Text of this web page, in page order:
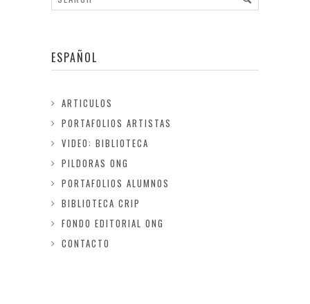
ESPAÑOL
ARTICULOS
PORTAFOLIOS ARTISTAS
VIDEO: BIBLIOTECA
PILDORAS ONG
PORTAFOLIOS ALUMNOS
BIBLIOTECA CRIP
FONDO EDITORIAL ONG
CONTACTO